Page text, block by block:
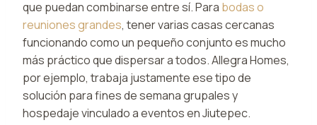
que puedan combinarse entre sí. Para bodas o
reuniones grandes, tener varias casas cercanas
funcionando como un pequeño conjunto es mucho
más práctico que dispersar a todos. Allegra Homes,
por ejemplo, trabaja justamente ese tipo de
solución para fines de semana grupales y
hospedaje vinculado a eventos en Jiutepec.